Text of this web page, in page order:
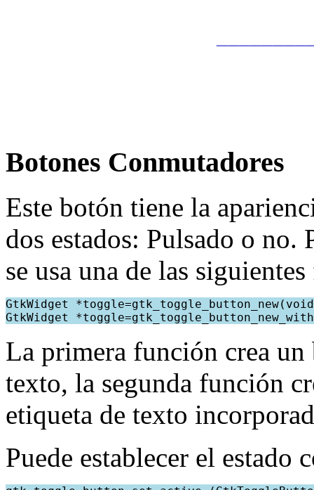
Botones Conmutadores
Este botón tiene la
dos estados: Pulsado o no.
se usa una de las
GtkWidget
GtkWidget
La primera función crea
texto, la segunda función
etiqueta de texto
Puede establecer el